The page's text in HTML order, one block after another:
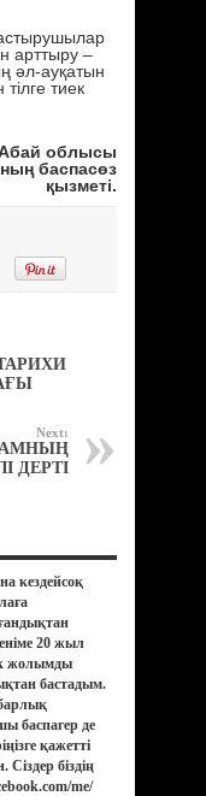
арттыру –
әл-ауқатын
тілге тиек
облысы
баспасөз
қызметі.
Next:
ДЕРТІ
кездейсоқ
20 жыл
жолымды
бастадым.
баспагер де
қажетті
біздің
me/